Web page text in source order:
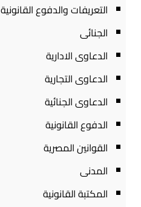
التعريفات والدفوع القانونية
الجنائى
الدعاوى الادارية
الدعاوى التجارية
الدعاوى الجنائية
الدفوع القانونية
القوانين المصرية
المدنى
المكتبة القانونية